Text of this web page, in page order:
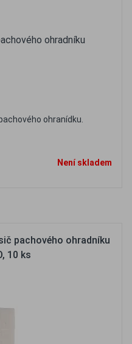
ohranídku.
Není skladem
pachového ohradníku
10 ks